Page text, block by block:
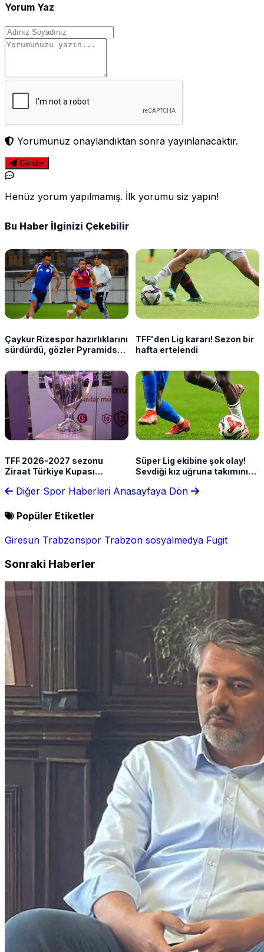
Yorum Yaz
Yorumunuz onaylandıktan sonra yayınlanacaktır.
Gönder
Henüz yorum yapılmamış. İlk yorumu siz yapın!
Bu Haber İlginizi Çekebilir
Çaykur Rizespor hazırlıklarını
sürdürdü, gözler Pyramids
TFF'den Lig kararı! Sezon bir
hafta ertelendi
TFF 2026-2027 sezonu
Ziraat Türkiye Kupası
Süper Lig ekibine şok olay!
Sevdiği kız uğruna takımını
Diğer Spor Haberleri Anasayfaya Dön
Popüler Etiketler
Giresun Trabzonspor Trabzon sosyalmedya Fugit
Sonraki Haberler